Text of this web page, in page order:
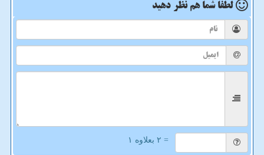
لطفا شما هم نظر دهید
= ۲ بعلاوه ۱